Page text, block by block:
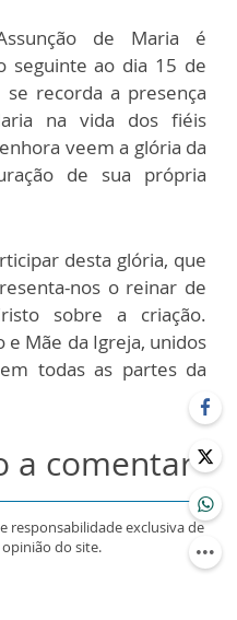
de Maria é
seguinte ao dia 15 de
recorda a presença
na vida dos fiéis
veem a glória da
de sua própria
desta glória, que
nos o reinar de
sobre a criação.
e Mãe da Igreja, unidos
todas as partes da
a comentar
responsabilidade exclusiva de
do site.